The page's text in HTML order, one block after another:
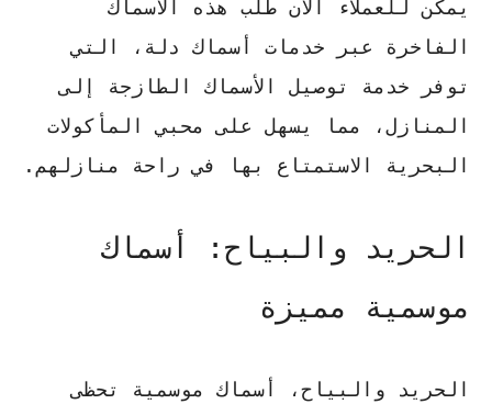
يمكن للعملاء الآن طلب هذه الأسماك
الفاخرة عبر خدمات أسماك دلة، التي
توفر خدمة توصيل الأسماك الطازجة إلى
المنازل، مما يسهل على محبي المأكولات
البحرية الاستمتاع بها في راحة منازلهم.
الحريد والبياح: أسماك
موسمية مميزة
الحريد والبياح، أسماك موسمية تحظى